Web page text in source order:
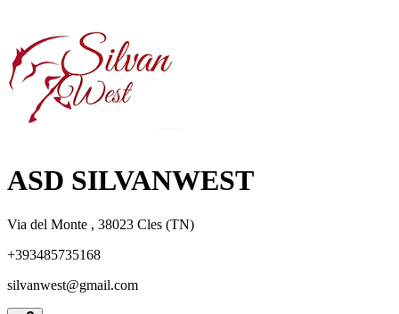
ASD SILVANWEST
Via del Monte , 38023 Cles (TN)
+393485735168
silvanwest@gmail.com